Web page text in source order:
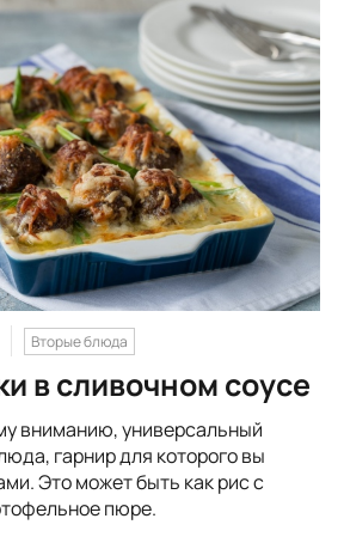
Вторые блюда
в сливочном соусе
вниманию, универсальный
гарнир для которого вы
Это может быть как рис с
пюре.